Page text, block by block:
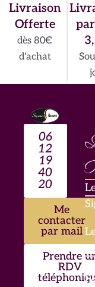
Livraison
Offerte
dès 80€
d'achat
06
12
19
40
20
Me
contacter
par mail
Prendre
RDV